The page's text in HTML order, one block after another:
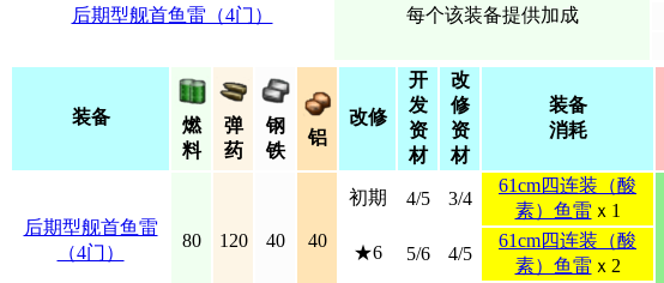
后期型舰首鱼雷（4门） 每个该装备提供加成
装备
燃
料
弹
药
钢
铁
铝
改修
开
发
资
材
改
修
资
材
装备
消耗
后期型舰首鱼雷
（4门）
80 120 40 40
初期 4/5 3/4
61cm四连装（酸
素）鱼雷ｘ1
★6 5/6 4/5
61cm四连装（酸
素）鱼雷ｘ2